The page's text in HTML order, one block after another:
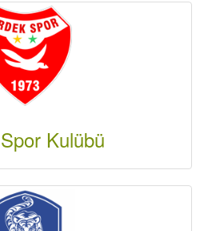
Kulübü